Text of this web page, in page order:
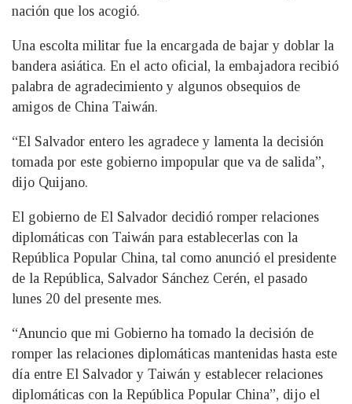
nación que los acogió.
Una escolta militar fue la encargada de bajar y doblar la
bandera asiática. En el acto oficial, la embajadora recibió
palabra de agradecimiento y algunos obsequios de
amigos de China Taiwán.
“El Salvador entero les agradece y lamenta la decisión
tomada por este gobierno impopular que va de salida”,
dijo Quijano.
El gobierno de El Salvador decidió romper relaciones
diplomáticas con Taiwán para establecerlas con la
República Popular China, tal como anunció el presidente
de la República, Salvador Sánchez Cerén, el pasado
lunes 20 del presente mes.
“Anuncio que mi Gobierno ha tomado la decisión de
romper las relaciones diplomáticas mantenidas hasta este
día entre El Salvador y Taiwán y establecer relaciones
diplomáticas con la República Popular China”, dijo el